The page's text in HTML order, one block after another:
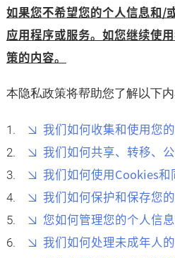
如果您不希望您的个人信息和/
应用程序或服务。如您继续使
策的内容。
本隐私政策将帮助您了解以下内
我们如何收集和使用您
我们如何共享、转移、
我们如何使用Cookies和
我们如何保护和保存您
您如何管理您的个人信息
我们如何处理未成年人